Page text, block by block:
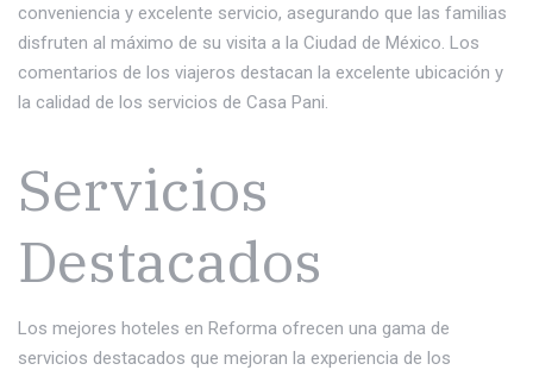
conveniencia y excelente servicio, asegurando que las familias
disfruten al máximo de su visita a la Ciudad de México. Los
comentarios de los viajeros destacan la excelente ubicación y
la calidad de los servicios de Casa Pani.
Servicios
Destacados
Los mejores hoteles en Reforma ofrecen una gama de
servicios destacados que mejoran la experiencia de los